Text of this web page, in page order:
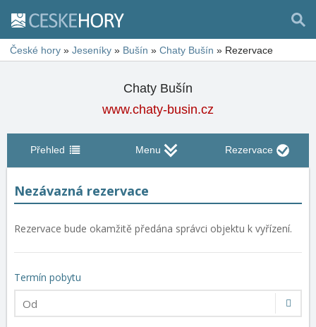
České hory » Jeseníky » Bušín » Chaty Bušín » Rezervace
Chaty Bušín
www.chaty-busin.cz
Přehled Menu Rezervace
Nezávazná rezervace
Rezervace bude okamžitě předána správci objektu k vyřízení.
Termín pobytu